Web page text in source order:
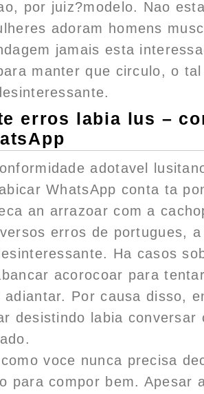
por juiz?modelo. Nao
adoram homens
jamais esta
manter que circulo, o
erros labia lus –
adotavel
WhatsApp conta ta
an arrazoar com a
erros de portugues,
Ha casos
acorocoar para
adiantar. Por causa disso,
desistindo labia conversar
voce nunca precisa
para compor bem. Apesar